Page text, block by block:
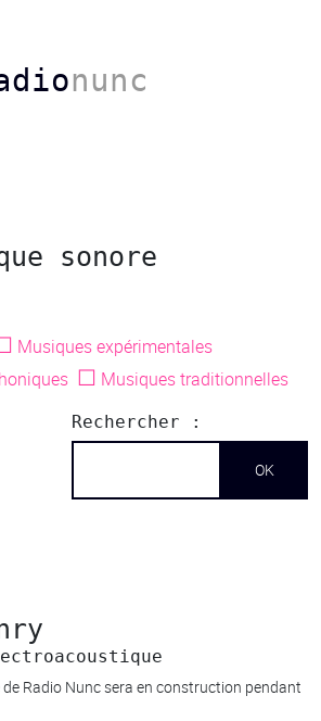
nunc
sonore
Musiques expérimentales
☐ Musiques traditionnelles
Rechercher :
Radio Nunc sera en construction pendant